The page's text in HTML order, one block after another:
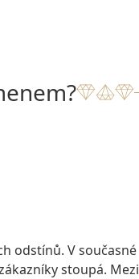
odstínů. V současné
stoupá. Mezi